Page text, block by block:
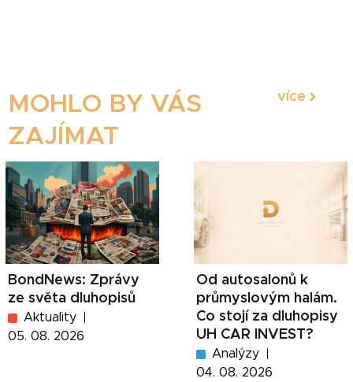
MOHLO BY VÁS
ZAJÍMAT
více
BondNews: Zprávy
ze světa dluhopisů
Aktuality
05. 08. 2026
Od autosalonů k
průmyslovým halám.
Co stojí za dluhopisy
UH CAR INVEST?
Analýzy
04. 08. 2026